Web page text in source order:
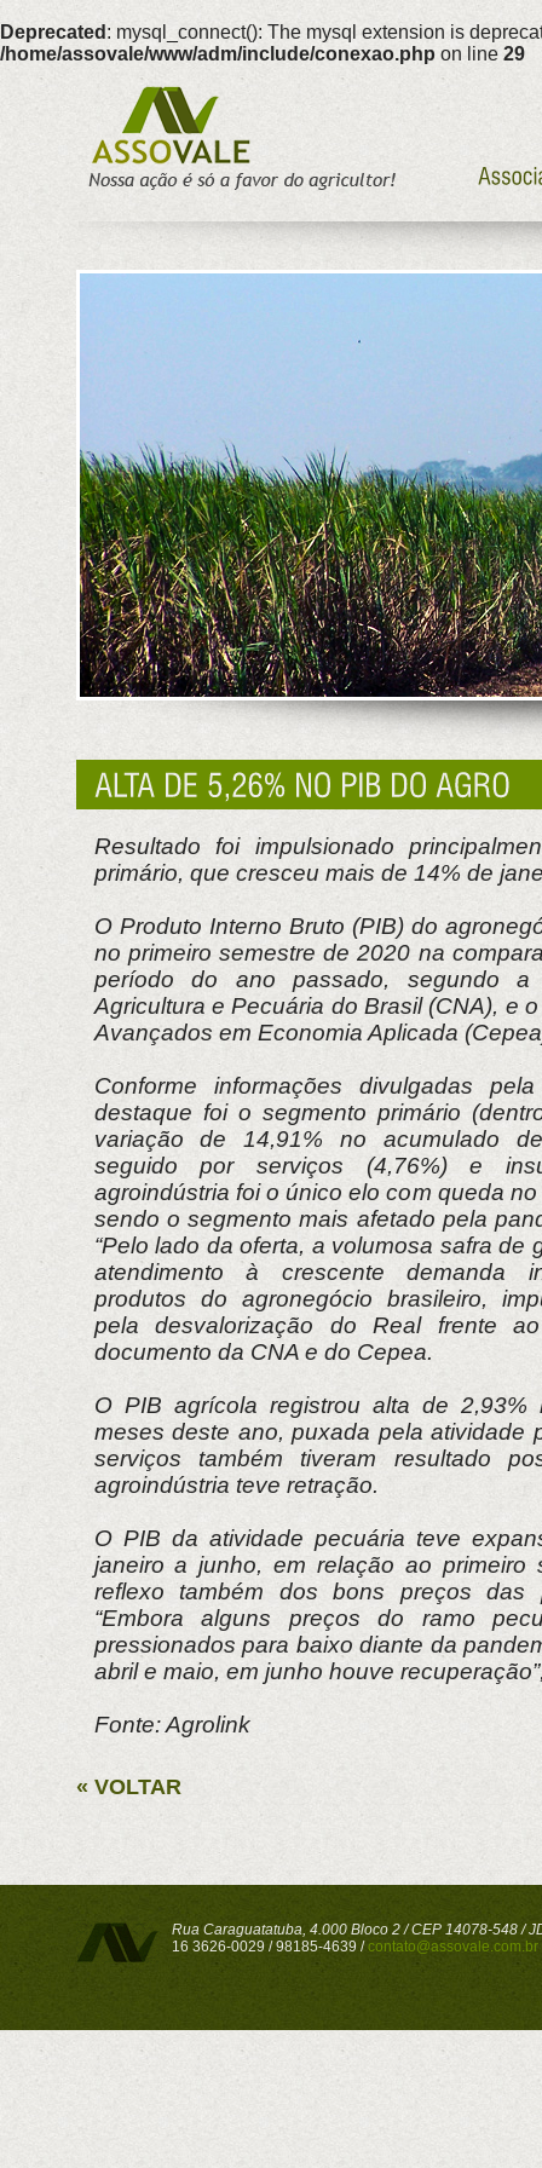
Deprecated : mysql_connect(): The mysql extension is
/home/assovale/www/adm/include/conexao.php on line 29
Resultado foi impulsionado
primário, que cresceu mais de 14% de
O Produto Interno Bruto (PIB) do
no primeiro semestre de 2020 na
período do ano passado, segundo a
Agricultura e Pecuária do Brasil (CNA), e
Avançados em Economia Aplicada
Conforme informações divulgadas
destaque foi o segmento primário
variação de 14,91% no acumulado
seguido por serviços (4,76%) e
agroindústria foi o único elo com queda
sendo o segmento mais afetado pela
“Pelo lado da oferta, a volumosa safra de
atendimento à crescente demanda
produtos do agronegócio brasileiro,
pela desvalorização do Real frente
documento da CNA e do Cepea.
O PIB agrícola registrou alta de 2,93%
meses deste ano, puxada pela atividade
serviços também tiveram resultado
agroindústria teve retração.
O PIB da atividade pecuária teve
janeiro a junho, em relação ao primeiro
reflexo também dos bons preços das
“Embora alguns preços do ramo
pressionados para baixo diante da
abril e maio, em junho houve
Fonte: Agrolink
« VOLTAR
Rua Caraguatatuba, 4.000 Bloco 2 / CEP 14078-548 /
16 3626-0029 / 98185-4639 /contato@assovale.com.br